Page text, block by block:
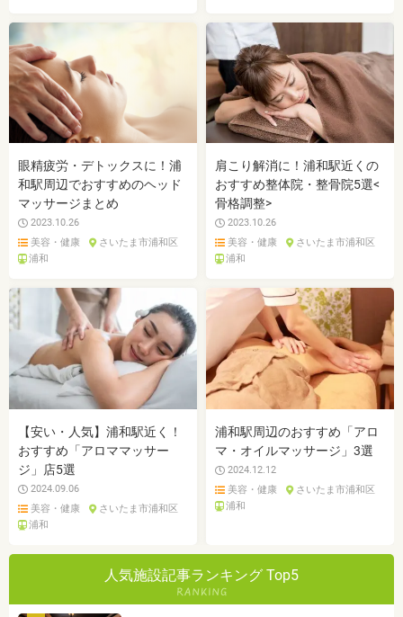
眼精疲労・デトックスに！浦
和駅周辺でおすすめのヘッド
マッサージまとめ
2023.10.26
美容・健康
さいたま市浦和区
浦和
肩こり解消に！浦和駅近くの
おすすめ整体院・整骨院5選<
骨格調整>
2023.10.26
美容・健康
さいたま市浦和区
浦和
【安い・人気】浦和駅近く！
おすすめ「アロママッサー
ジ」店5選
2024.09.06
美容・健康
さいたま市浦和区
浦和
浦和駅周辺のおすすめ「アロ
マ・オイルマッサージ」3選
2024.12.12
美容・健康
さいたま市浦和区
浦和
人気施設記事ランキング Top5